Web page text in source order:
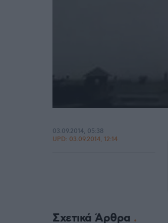
03.09.2014, 05:38
UPD: 03.09.2014, 12:14
Σχετικά Άρθρα